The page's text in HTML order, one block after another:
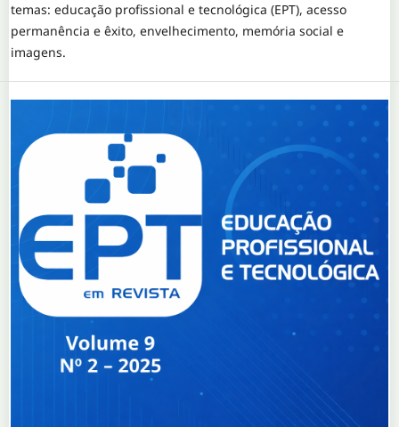
temas: educação profissional e tecnológica (EPT), acesso
permanência e êxito, envelhecimento, memória social e
imagens.